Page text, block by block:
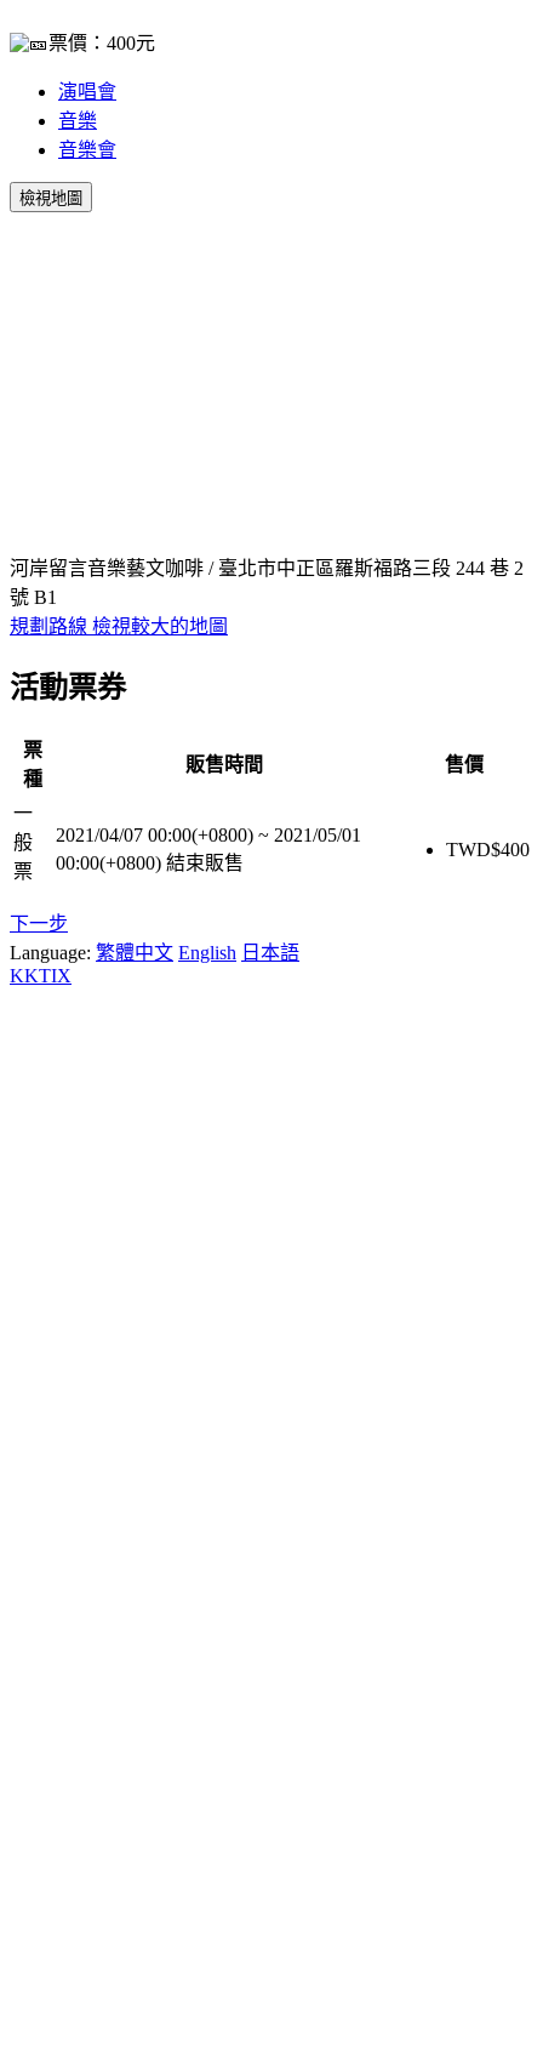
票價：400元
演唱會
音樂
音樂會
檢視地圖
河岸留言音樂藝文咖啡 / 臺北市中正區羅斯福路三段 244 巷 2
號 B1
規劃路線 檢視較大的地圖
活動票券
票
種
販售時間 售價
一
般
票
2021/04/07 00:00(+0800) ~ 2021/05/01
00:00(+0800) 結束販售
TWD$400
下一步
Language: 繁體中文 English 日本語
KKTIX